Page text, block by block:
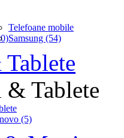
Telefoane mobile
Samsung (54)
Tablete
(5)